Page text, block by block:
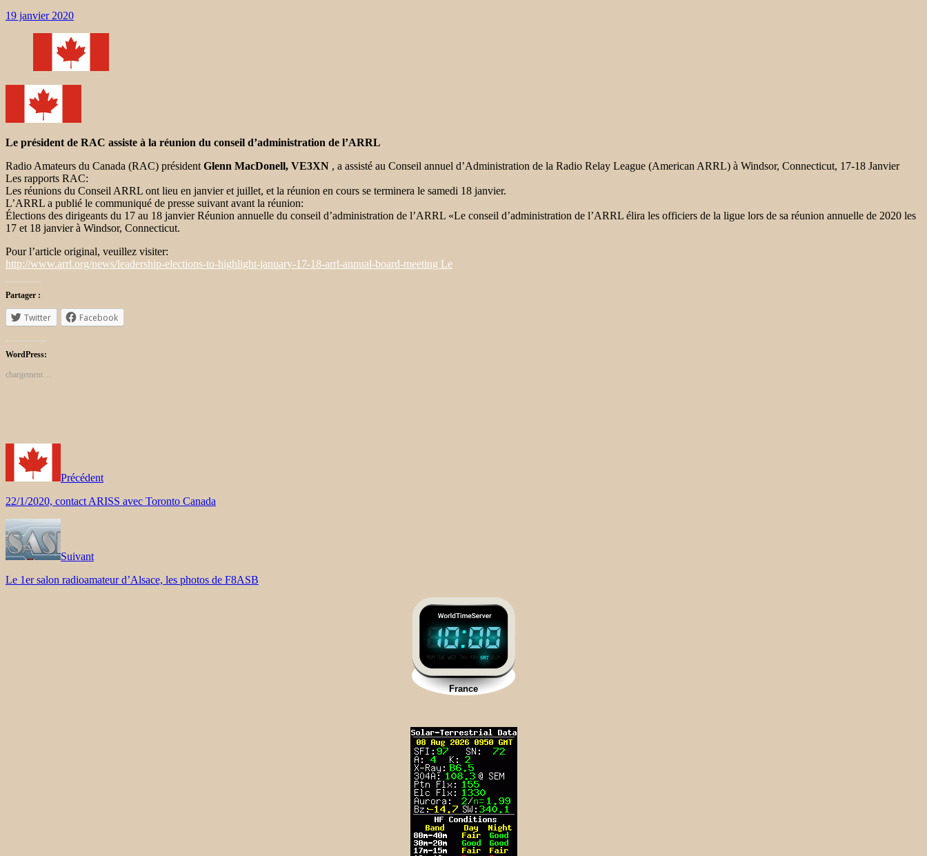
19 janvier 2020
Le président de RAC assiste à la réunion du conseil d’administration de l’ARRL
Radio Amateurs du Canada (RAC) président Glenn MacDonell, VE3XN , a assisté au Conseil annuel d’Administration de la Radio Relay League (American ARRL) à Windsor, Connecticut, 17-18 Janvier
Les rapports RAC:
Les réunions du Conseil ARRL ont lieu en janvier et juillet, et la réunion en cours se terminera le samedi 18 janvier.
L’ARRL a publié le communiqué de presse suivant avant la réunion:
Élections des dirigeants du 17 au 18 janvier Réunion annuelle du conseil d’administration de l’ARRL «Le conseil d’administration de l’ARRL élira les officiers de la ligue lors de sa réunion annuelle de 2020 les
17 et 18 janvier à Windsor, Connecticut.
Pour l’article original, veuillez visiter:
http://www.arrl.org/news/leadership-elections-to-highlight-january-17-18-arrl-annual-board-meeting Le
Partager :
Twitter Facebook
WordPress:
chargement…
Précédent
22/1/2020, contact ARISS avec Toronto Canada
Suivant
Le 1er salon radioamateur d’Alsace, les photos de F8ASB